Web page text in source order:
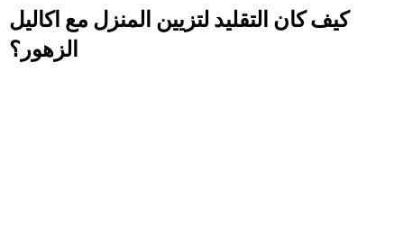
كيف كان التقليد لتزيين المنزل مع اكاليل
الزهور؟